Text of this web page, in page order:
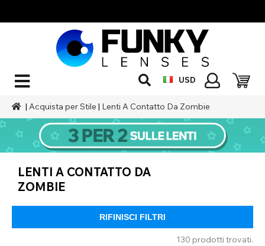
USD
|Acquista per Stile | Lenti A Contatto Da Zombie
LENTI A CONTATTO DA
ZOMBIE
RIFINISCI FILTRI
130 prodotti trovati.